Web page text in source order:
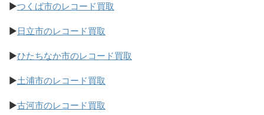
▶つくば市のレコード買取
▶日立市のレコード買取
▶ひたちなか市のレコード買取
▶土浦市のレコード買取
▶古河市のレコード買取